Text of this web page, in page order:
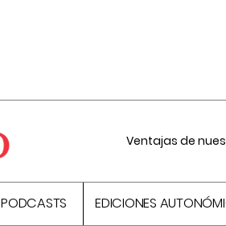
Ventajas de
PODCASTS EDICIONES